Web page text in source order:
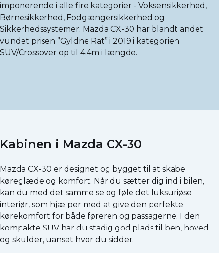
imponerende i alle fire kategorier - Voksensikkerhed,
Børnesikkerhed, Fodgængersikkerhed og
Sikkerhedssystemer. Mazda CX-30 har blandt andet
vundet prisen ”Gyldne Rat” i 2019 i kategorien
SUV/Crossover op til 4.4m i længde.
Kabinen i Mazda CX-30
Mazda CX-30 er designet og bygget til at skabe
køreglæde og komfort. Når du sætter dig ind i bilen,
kan du med det samme se og føle det luksuriøse
interiør, som hjælper med at give den perfekte
kørekomfort for både føreren og passagerne. I den
kompakte SUV har du stadig god plads til ben, hoved
og skulder, uanset hvor du sidder.